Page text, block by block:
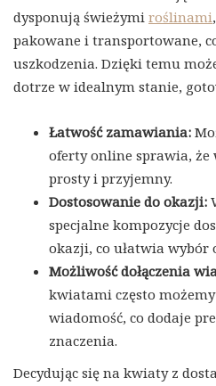
dysponują świeżymi roślinami
pakowane i transportowane,
uszkodzenia. Dzięki temu
dotrze w idealnym stanie,
Łatwość zamawiania:
oferty online sprawia,
prosty i przyjemny.
Dostosowanie do okazji:
specjalne kompozycje
okazji, co ułatwia
Możliwość dołączenia
kwiatami często możemy
wiadomość, co dodaje
znaczenia.
Decydując się na kwiaty z